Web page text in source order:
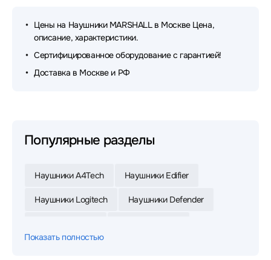
Цены на Наушники MARSHALL в Москве Цена,
описание, характеристики.
Сертифицированное оборудование с гарантией!
Доставка в Москве и РФ
Популярные разделы
Наушники A4Tech Наушники Edifier
Наушники Logitech Наушники Defender
Показать полностью